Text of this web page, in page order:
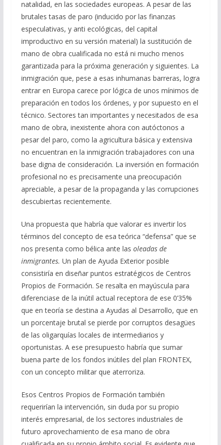
natalidad, en las sociedades europeas. A pesar de las
brutales tasas de paro (inducido por las finanzas
especulativas, y anti ecológicas, del capital
improductivo en su versión material) la sustitución de
mano de obra cualificada no está ni mucho menos
garantizada para la próxima generación y siguientes. La
inmigración que, pese a esas inhumanas barreras, logra
entrar en Europa carece por lógica de unos mínimos de
preparación en todos los órdenes, y por supuesto en el
técnico. Sectores tan importantes y necesitados de esa
mano de obra, inexistente ahora con autóctonos a
pesar del paro, como la agricultura básica y extensiva
no encuentran en la inmigración trabajadores con una
base digna de consideración. La inversión en formación
profesional no es precisamente una preocupación
apreciable, a pesar de la propaganda y las corrupciones
descubiertas recientemente.
Una propuesta que habría que valorar es invertir los
términos del concepto de esa teórica “defensa” que se
nos presenta como bélica ante las oleadas de
inmigrantes. Un plan de Ayuda Exterior posible
consistiría en diseñar puntos estratégicos de Centros
Propios de Formación. Se resalta en mayúscula para
diferenciase de la inútil actual receptora de ese 0’35%
que en teoría se destina a Ayudas al Desarrollo, que en
un porcentaje brutal se pierde por corruptos desagües
de las oligarquías locales de intermediarios y
oportunistas. A ese presupuesto habría que sumar
buena parte de los fondos inútiles del plan FRONTEX,
con un concepto militar que aterroriza.
Esos Centros Propios de Formación también
requerirían la intervención, sin duda por su propio
interés empresarial, de los sectores industriales de
futuro aprovechamiento de esa mano de obra